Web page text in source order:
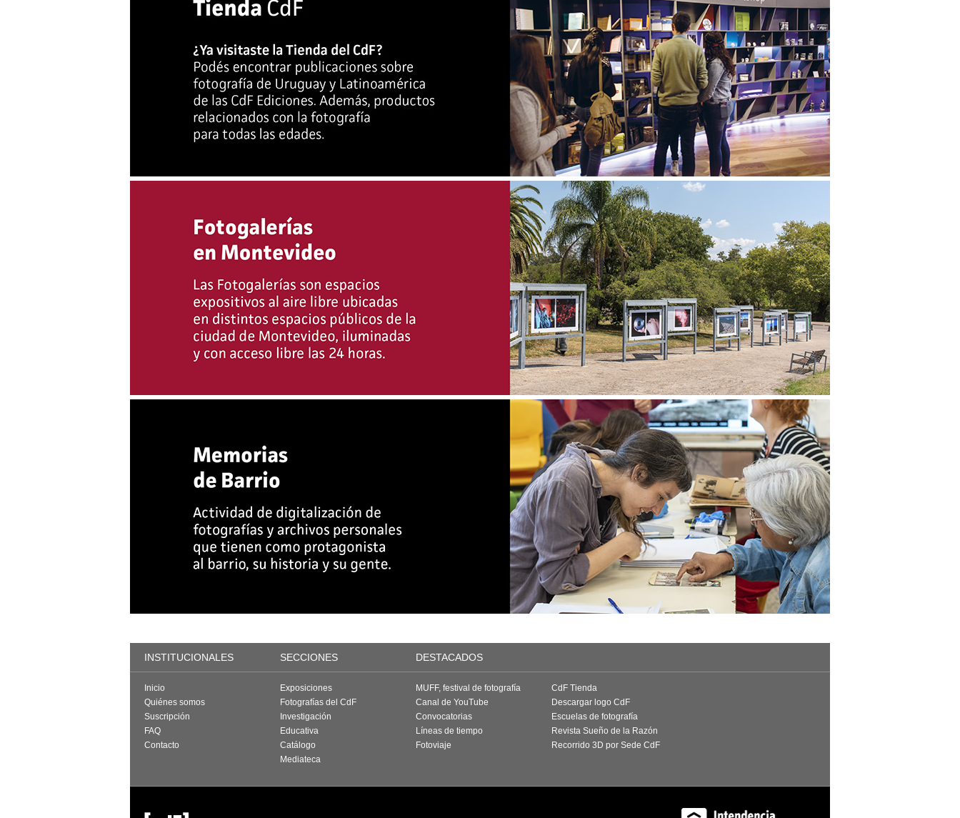
INSTITUCIONALES SECCIONES DESTACADOS
Inicio
Quiénes somos
Suscripción
FAQ
Contacto
Exposiciones
Fotografías del CdF
Investigación
Educativa
Catálogo
Mediateca
MUFF, festival de fotografía
Canal de YouTube
Convocatorias
Líneas de tiempo
Fotoviaje
CdF Tienda
Descargar logo CdF
Escuelas de fotografía
Revista Sueño de la Razón
Recorrido 3D por Sede CdF